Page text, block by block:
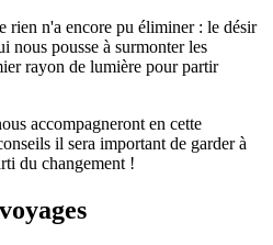
rien n'a encore pu éliminer : le désir
nous pousse à surmonter les
rayon de lumière pour partir
accompagneront en cette
il sera important de garder à
du changement !